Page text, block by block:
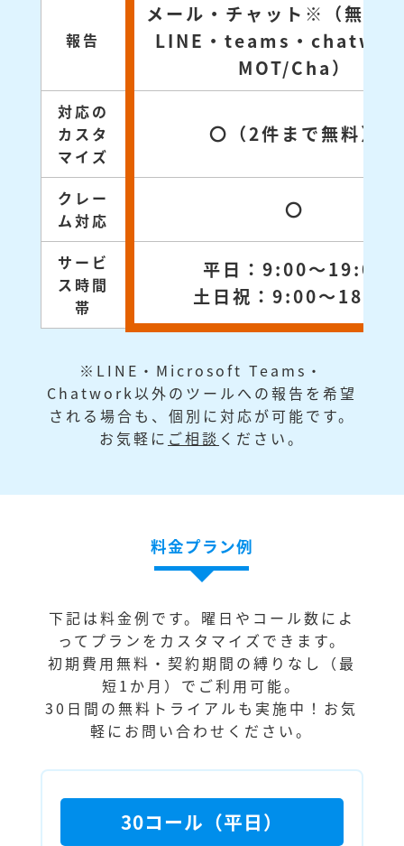
報告
メール・チャット※（無料
LINE・teams・
MOT/Cha）
対応の
カスタ
マイズ
〇（2件まで無料）
クレー
ム対応
〇
サービ
ス時間
帯
平日：9:00～19:00
土日祝：9:00～18:00
※LINE・Microsoft Teams・
Chatwork以外のツールへの報告を希望
される場合も、個別に対応が可能です。
お気軽に ご相談 ください。
料金プラン例
下記は料金例です。曜日やコール数によ
ってプランをカスタマイズできます。
初期費用無料・契約期間の縛りなし（最
短1か月）でご利用可能。
30日間の無料トライアルも実施中！お気
軽にお問い合わせください。
30コール（平日）